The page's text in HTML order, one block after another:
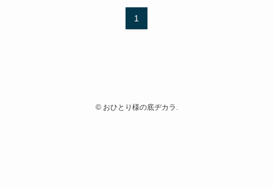
1
©おひとり様の底ヂカラ.